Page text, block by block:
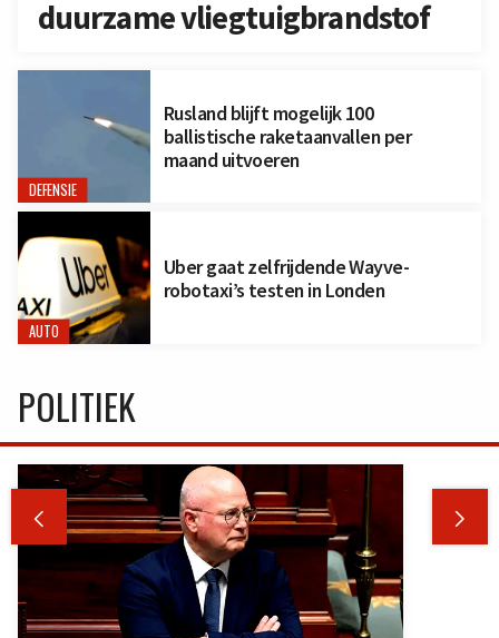
duurzame vliegtuigbrandstof
DEFENSIE
Rusland blijft mogelijk 100
ballistische raketaanvallen per
maand uitvoeren
AUTO
Uber gaat zelfrijdende Wayve-
robotaxi’s testen in Londen
POLITIEK
 